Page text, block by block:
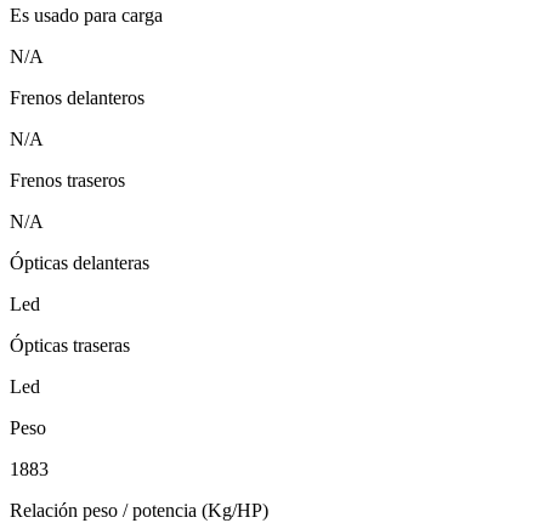
Es usado para carga
N/A
Frenos delanteros
N/A
Frenos traseros
N/A
Ópticas delanteras
Led
Ópticas traseras
Led
Peso
1883
Relación peso / potencia (Kg/HP)